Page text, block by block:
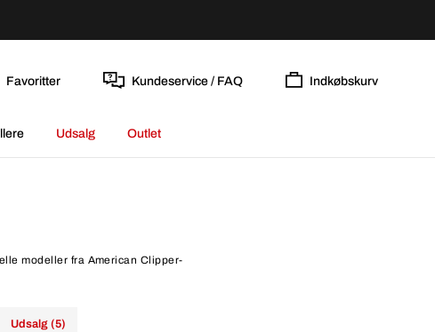
Favoritter Kundeservice / FAQ Indkøbskurv
Udsalg Outlet
modeller fra American Clipper-
Udsalg (5)